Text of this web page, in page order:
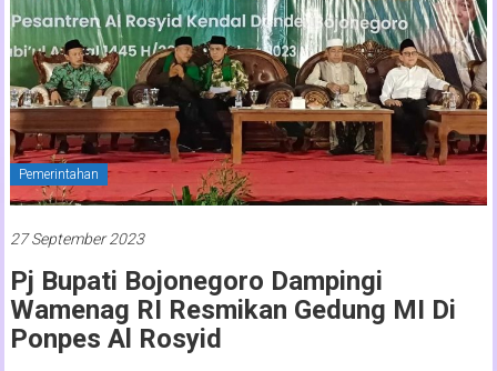
Online
Jawa
Timur
Pemerintahan
27 September 2023
Pj Bupati Bojonegoro Dampingi
Wamenag RI Resmikan Gedung MI Di
Ponpes Al Rosyid